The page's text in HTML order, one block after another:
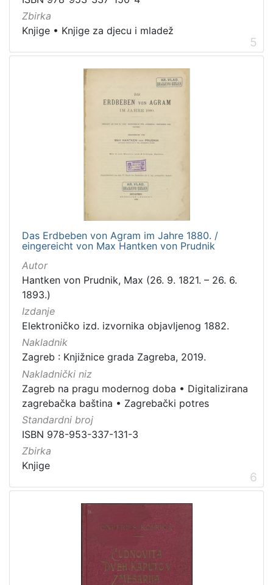
Zbirka
Knjige • Knjige za djecu i mladež
5
Das Erdbeben von Agram im Jahre 1880. /
eingereicht von Max Hantken von Prudnik
Autor
Hantken von Prudnik, Max (26. 9. 1821. – 26. 6.
1893.)
Izdanje
Elektroničko izd. izvornika objavljenog 1882.
Nakladnik
Zagreb : Knjižnice grada Zagreba, 2019.
Nakladnički niz
Zagreb na pragu modernog doba • Digitalizirana
zagrebačka baština • Zagrebački potres
Standardni broj
ISBN 978-953-337-131-3
Zbirka
Knjige
6